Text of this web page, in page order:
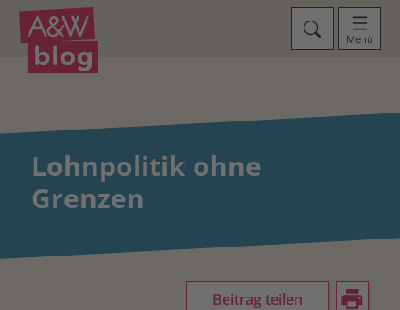
Menü
Lohnpolitik ohne
Grenzen
Beitrag teilen